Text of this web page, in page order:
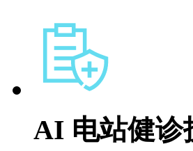
AI 电站健诊